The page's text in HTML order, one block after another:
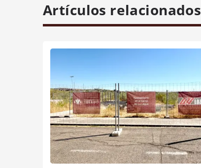
Artículos relacionados